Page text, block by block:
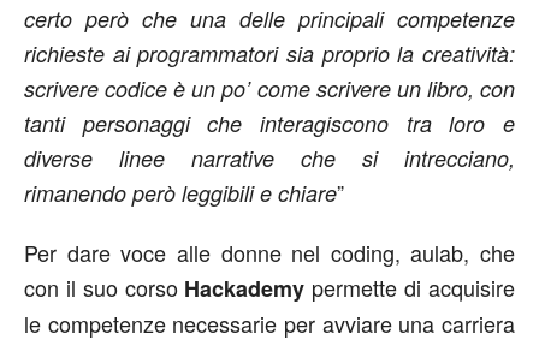
certo però che una delle principali competenze
richieste ai programmatori sia proprio la creatività:
scrivere codice è un po’ come scrivere un libro, con
tanti personaggi che interagiscono tra loro e
diverse linee narrative che si intrecciano,
rimanendo però leggibili e chiare”
Per dare voce alle donne nel coding, aulab, che
con il suo corso Hackademy permette di acquisire
le competenze necessarie per avviare una carriera